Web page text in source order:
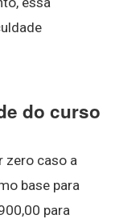
do curso
zero caso a
base para
para